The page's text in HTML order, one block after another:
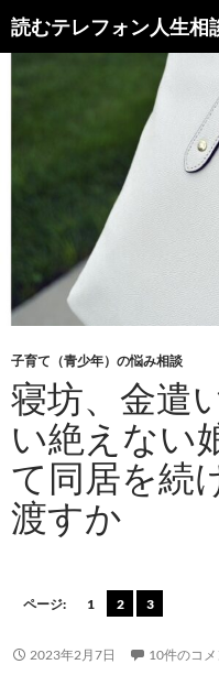
読むテレフォン人生相
子育て（青少年）の悩み相談
寝坊、金遣
い絶えない
て同居を続
渡すか
ページ: 1 2 3
2023年2月7日 10件のコメ